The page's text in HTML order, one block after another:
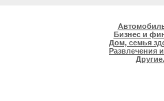
Бизнес и
Дом, семья
Развлечения
Другие.